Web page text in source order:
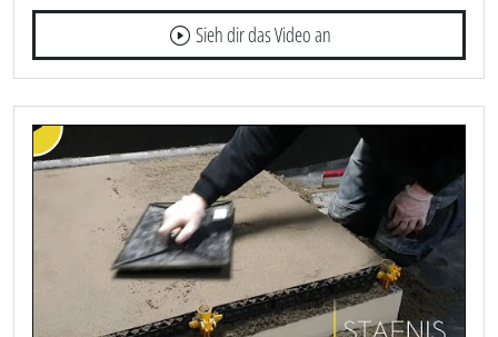
Sieh dir das Video an